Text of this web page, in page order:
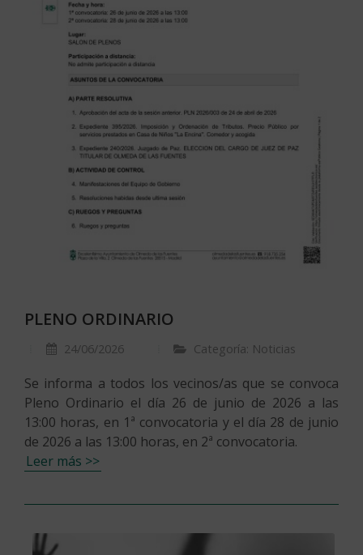
PLENO ORDINARIO
24/06/2026 Categoría: Noticias
Se informa a todos los vecinos/as que se convoca
Pleno Ordinario el día 26 de junio de 2026 a las
13:00 horas, en 1ª convocatoria y el día 28 de junio
de 2026 a las 13:00 horas, en 2ª convocatoria.
Leer más >>